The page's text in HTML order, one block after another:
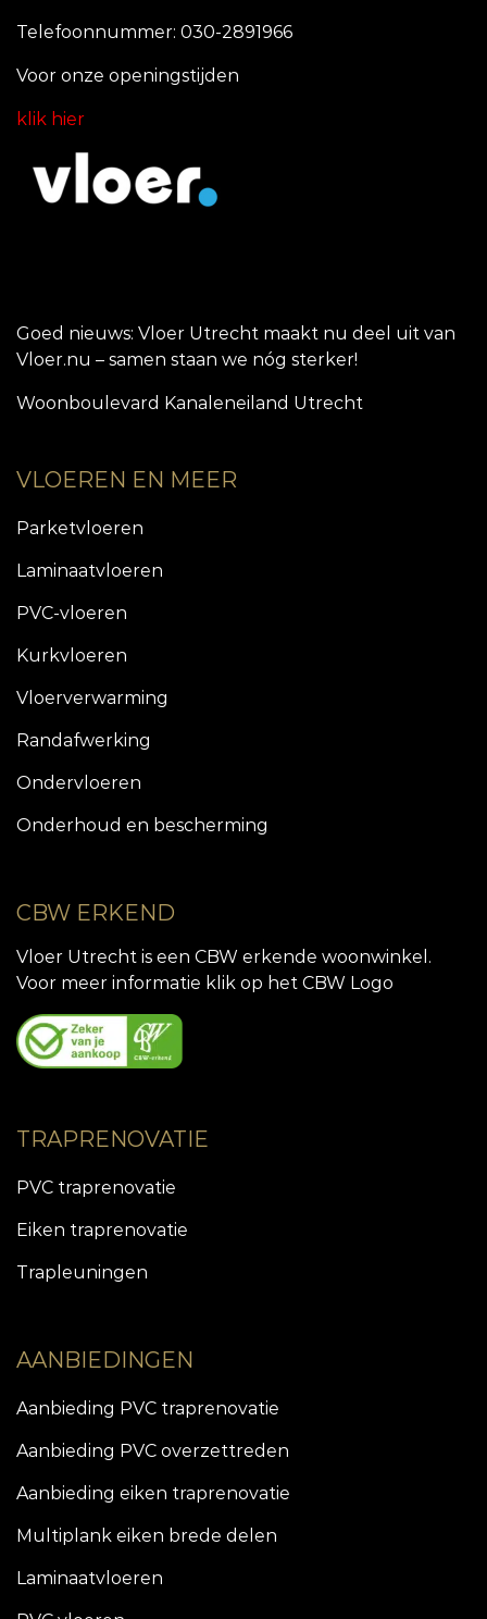
Telefoonnummer: 030-2891966
Voor onze openingstijden
klik hier
Goed nieuws: Vloer Utrecht maakt nu deel uit van
Vloer.nu – samen staan we nóg sterker!
Woonboulevard Kanaleneiland Utrecht
VLOEREN EN MEER
Parketvloeren
Laminaatvloeren
PVC-vloeren
Kurkvloeren
Vloerverwarming
Randafwerking
Ondervloeren
Onderhoud en bescherming
CBW ERKEND
Vloer Utrecht is een CBW erkende woonwinkel.
Voor meer informatie klik op het CBW Logo
TRAPRENOVATIE
PVC traprenovatie
Eiken traprenovatie
Trapleuningen
AANBIEDINGEN
Aanbieding PVC traprenovatie
Aanbieding PVC overzettreden
Aanbieding eiken traprenovatie
Multiplank eiken brede delen
Laminaatvloeren